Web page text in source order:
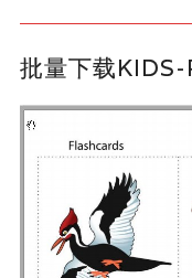
批量下载